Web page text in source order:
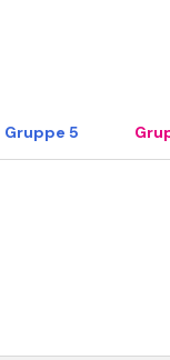
Gruppe 5